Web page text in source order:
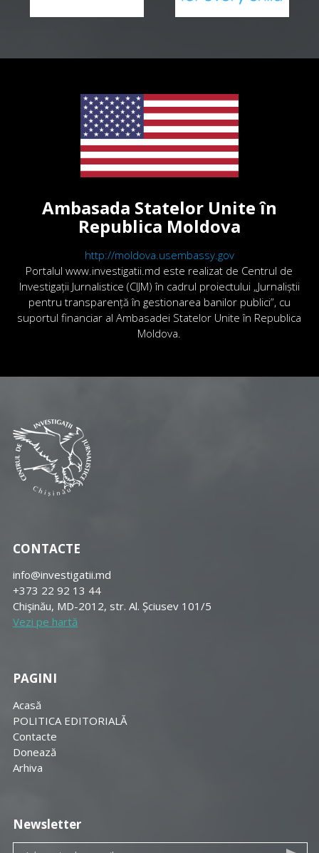
Ambasada Statelor Unite în
Republica Moldova
http://moldova.usembassy.gov
Portalul www.investigatii.md este realizat de Centrul de
Investigații Jurnalistice (CIJM) în cadrul proiectului „Jurnaliștii
pentru transparență în gestionarea banilor publici”, cu
suportul financiar al Ambasadei Statelor Unite în Republica
Moldova.
CONTACTE
info@investigatii.md
+373 22 92 13 44
Chişinău, MD-2012, str. Al. Șciusev 101/5
Vezi pe hartă
PAGINI
Acasă
POLITICA EDITORIALĂ
Contacte
Donează
Arhiva
Newsletter